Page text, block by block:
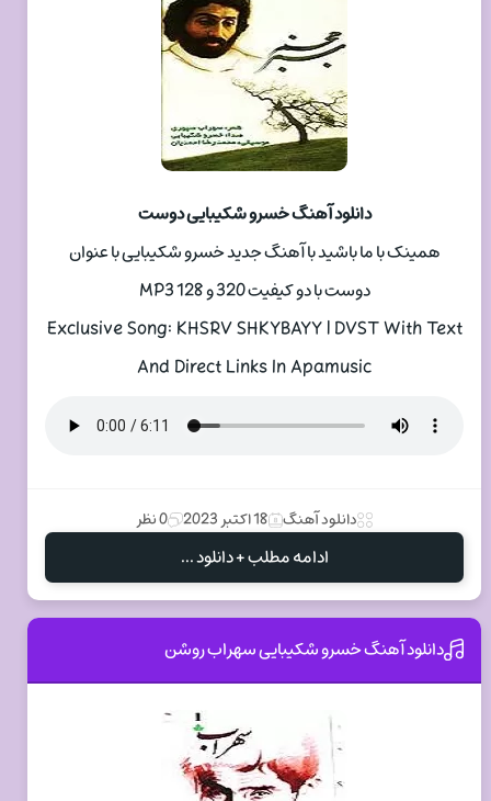
دانلود آهنگ خسرو شکیبایی دوست
همینک با ما باشید با آهنگ جدید خسرو شکیبایی با عنوان
دوست با دو کیفیت 320 و 128 MP3
Exclusive Song: KHSRV SHKYBAYY | DVST With Text
And Direct Links In Apamusic
دانلود آهنگ 18 اکتبر 2023 0 نظر
ادامه مطلب + دانلود ...
دانلود آهنگ خسرو شکیبایی سهراب روشن